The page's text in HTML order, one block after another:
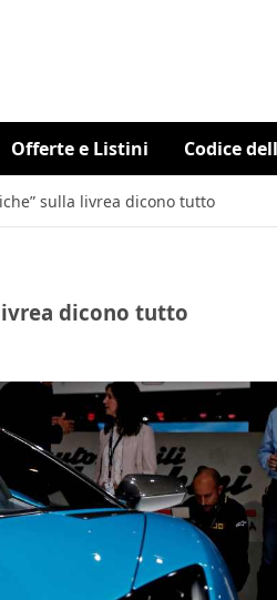
Offerte e Listini Codice
sulla livrea dicono tutto
dicono tutto